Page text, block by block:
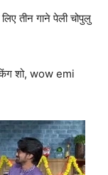
तीन गाने पेली चोपुलु
शो, wow emi